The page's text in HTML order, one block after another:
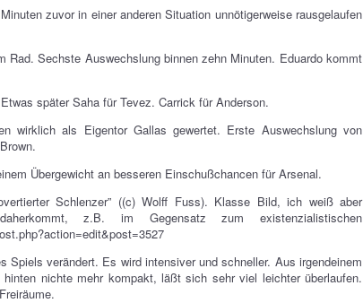
zuvor in einer anderen Situation unnötigerweise rausgelaufen
Rad. Sechste Auswechslung binnen zehn Minuten. Eduardo kommt
später Saha für Tevez. Carrick für Anderson.
wirklich als Eigentor Gallas gewertet. Erste Auswechslung von
Übergewicht an besseren Einschußchancen für Arsenal.
Schlenzer” ((c) Wolff Fuss). Klasse Bild, ich weiß aber
z.B. im Gegensatz zum existenzialistischen
Spiels verändert. Es wird intensiver und schneller. Aus irgendeinem
nichte mehr kompakt, läßt sich sehr viel leichter überlaufen.